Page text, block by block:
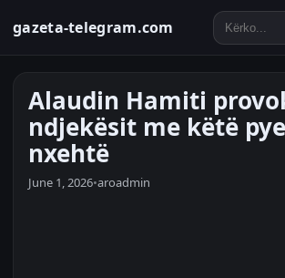
gazeta-telegram.com
Alaudin Hamiti
ndjekësit me këtë
nxehtë
June 1, 2026•aroadmin